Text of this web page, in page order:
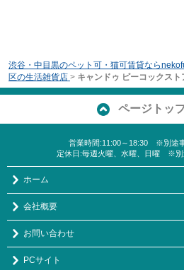
渋谷・中目黒のペット可・猫可賃貸なら
区の生活雑貨店 > キャンドゥ ピーコックスト
ページトッ
営業時間:11:00～18:30 ※別途
定休日:毎週火曜、水曜、日曜 ※別
ホーム
会社概要
お問い合わせ
PCサイト